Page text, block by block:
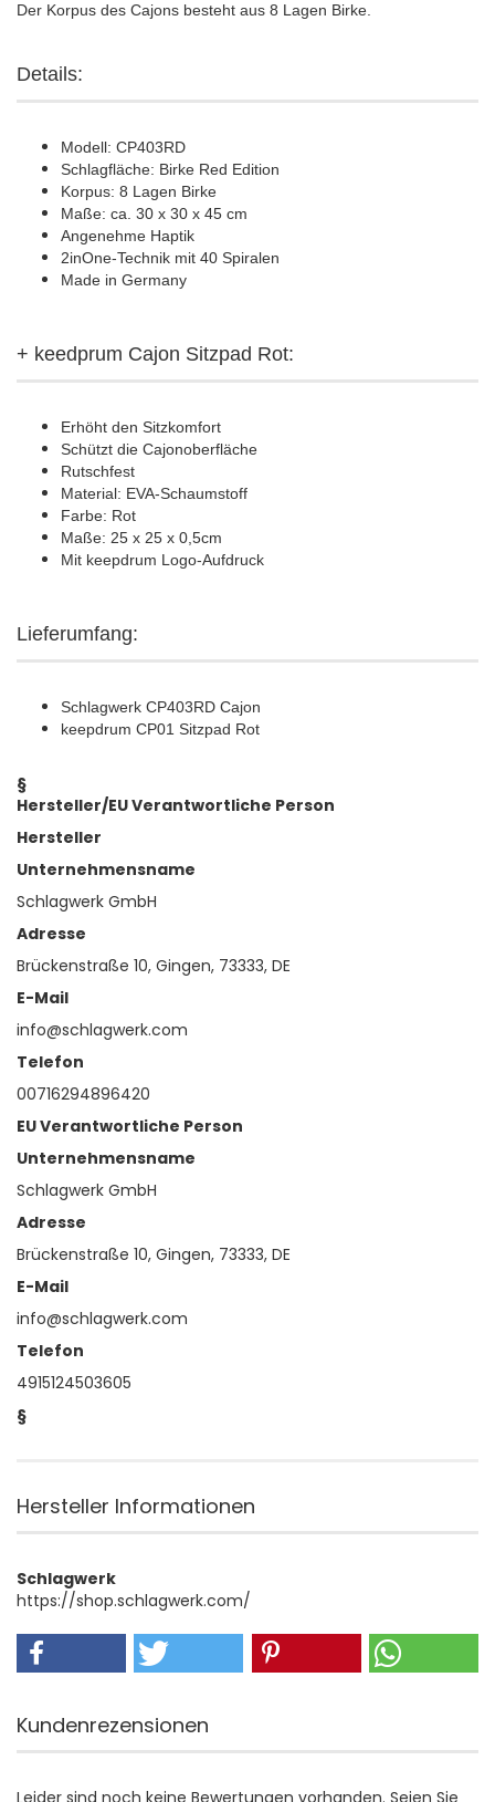
Der Korpus des Cajons besteht aus 8 Lagen Birke.
Details:
Modell: CP403RD
Schlagfläche: Birke Red Edition
Korpus: 8 Lagen Birke
Maße: ca. 30 x 30 x 45 cm
Angenehme Haptik
2inOne-Technik mit 40 Spiralen
Made in Germany
+ keedprum Cajon Sitzpad Rot:
Erhöht den Sitzkomfort
Schützt die Cajonoberfläche
Rutschfest
Material: EVA-Schaumstoff
Farbe: Rot
Maße: 25 x 25 x 0,5cm
Mit keepdrum Logo-Aufdruck
Lieferumfang:
Schlagwerk CP403RD Cajon
keepdrum CP01 Sitzpad Rot
§
Hersteller/EU Verantwortliche Person
Hersteller
Unternehmensname
Schlagwerk GmbH
Adresse
Brückenstraße 10, Gingen, 73333, DE
E-Mail
info@schlagwerk.com
Telefon
00716294896420
EU Verantwortliche Person
Unternehmensname
Schlagwerk GmbH
Adresse
Brückenstraße 10, Gingen, 73333, DE
E-Mail
info@schlagwerk.com
Telefon
4915124503605
§
Hersteller Informationen
Schlagwerk
https://shop.schlagwerk.com/
Kundenrezensionen
Leider sind noch keine Bewertungen vorhanden. Seien Sie